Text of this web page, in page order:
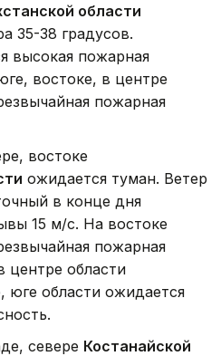
области
35-38 градусов.
высокая пожарная
востоке, в центре
пожарная
востоке
ожидается туман. Ветер
в конце дня
15 м/с. На востоке
пожарная
центре области
юге области ожидается
севере Костанайской